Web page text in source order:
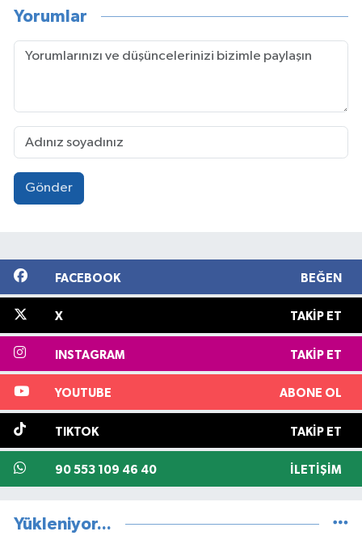
Yorumlar
Gönder
FACEBOOK BEĞEN
X TAKIP ET
INSTAGRAM TAKIP ET
YOUTUBE ABONE OL
TIKTOK TAKIP ET
90 553 109 46 40 İLETIŞIM
Yükleniyor...